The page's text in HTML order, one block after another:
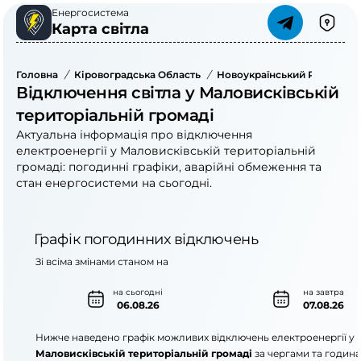
Енергосистема
Карта світла
Головна / Кіровоградська Область / Новоукраїнський Район
Відключення світла у Маловисківській
територіальній громаді
Актуальна інформація про відключення
електроенергії у Маловисківській територіальній
громаді: погодинні графіки, аварійні обмеження та
стан енергосистеми на сьогодні.
Графік погодинних відключень
на сьогодні
06.08.26
на завтра
07.08.26
Зі всіма змінами станом на
Нижче наведено графік можливих відключень електроенергії у
Маловисківській територіальній громаді за чергами та